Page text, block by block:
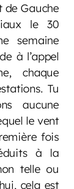
de Gauche
le 30
semaine
à l’appel
chaque
Tu
aucune
le vent
fois
à la
telle ou
cela est